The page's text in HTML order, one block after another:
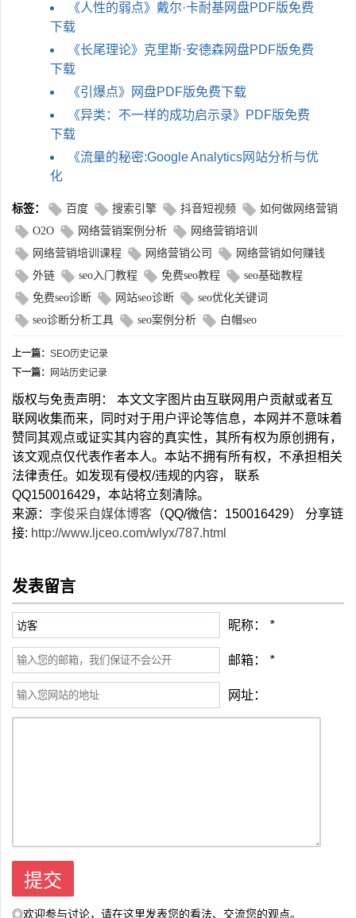
《人性的弱点》戴尔·卡耐基网盘PDF版免费
下载
《长尾理论》克里斯·安德森网盘PDF版免费
下载
《引爆点》网盘PDF版免费下载
《异类：不一样的成功启示录》PDF版免费
下载
《流量的秘密:Google Analytics网站分析与优
化
标签： 百度 搜索引擎 抖音短视频
如何做网络营销
O2O
网络营销案例分析
网络营销培训
网络营销培训课程
网络营销公司
网络营销如何赚钱
外链
seo入门教程 免费seo教程
seo基础教程
免费seo诊断
网站seo诊断
seo优化关键词
seo诊断分析工具
seo案例分析 白帽seo
上一篇： SEO历史记录
下一篇：
网站历史记录
版权与免责声明： 本文文字图片由互联网用户贡献或者互
联网收集而来，同时对于用户评论等信息，本网并不意味着
赞同其观点或证实其内容的真实性，其所有权为原创拥有，
该文观点仅代表作者本人。本站不拥有所有权，不承担相关
法律责任。如发现有侵权/违规的内容， 联系
QQ150016429，本站将立刻清除。
来源： 李俊采自媒体博客 （QQ/微信：150016429） 分享链
接: http://www.ljceo.com/wlyx/787.html
发表留言
昵称： *
邮箱： *
网址：
◎欢迎参与讨论，请在这里发表您的看法、交流您的观点。